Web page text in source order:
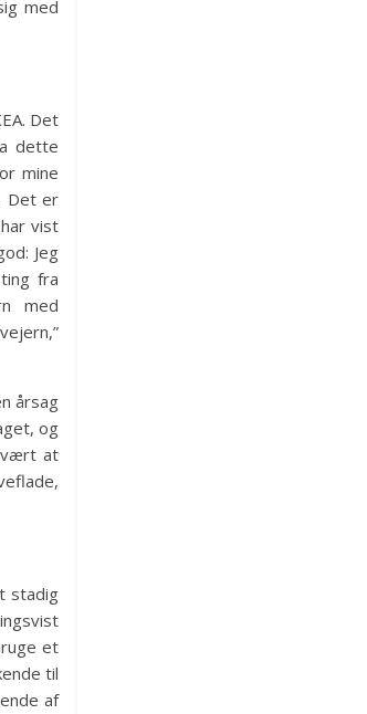
med
Det
dette
mine
Det er
vist
Jeg
fra
med
årsag
og
at
stadig
et
til
af